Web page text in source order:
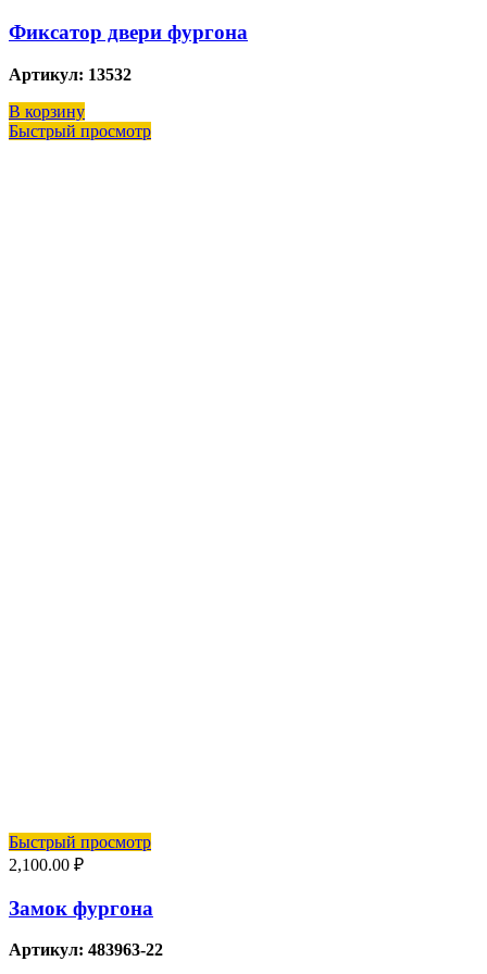
Фиксатор двери фургона
Артикул: 13532
В корзину
Быстрый просмотр
Быстрый просмотр
2,100.00 ₽
Замок фургона
Артикул: 483963-22